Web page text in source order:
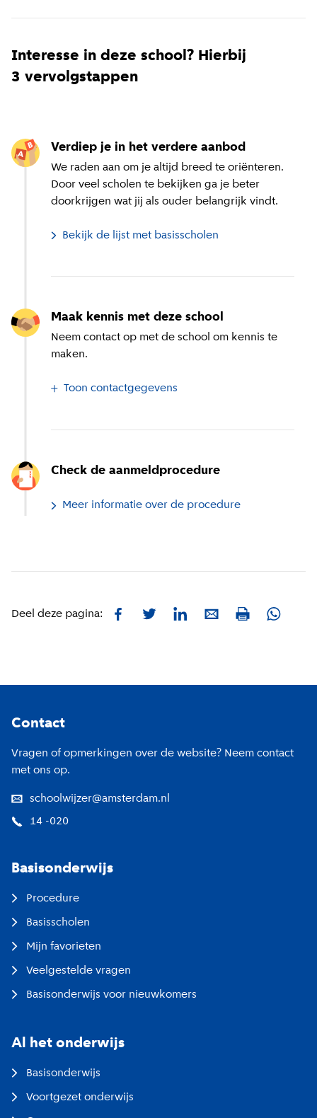
Interesse in deze school? Hierbij
3 vervolgstappen
Verdiep je in het verdere aanbod
We raden aan om je altijd breed te oriënteren.
Door veel scholen te bekijken ga je beter
doorkrijgen wat jij als ouder belangrijk vindt.
Bekijk de lijst met basisscholen
Maak kennis met deze school
Neem contact op met de school om kennis te
maken.
Toon contactgegevens
Check de aanmeldprocedure
Meer informatie over de procedure
Deel deze pagina: FacebookTwitterLinkedInE-mailPrint
Contact
Vragen of opmerkingen over de website? Neem contact
met ons op.
schoolwijzer@amsterdam.nl
14 -020
Basisonderwijs
Procedure
Basisscholen
Mijn favorieten
Veelgestelde vragen
Basisonderwijs voor nieuwkomers
Al het onderwijs
Basisonderwijs
Voortgezet onderwijs